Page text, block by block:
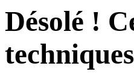
Désolé !